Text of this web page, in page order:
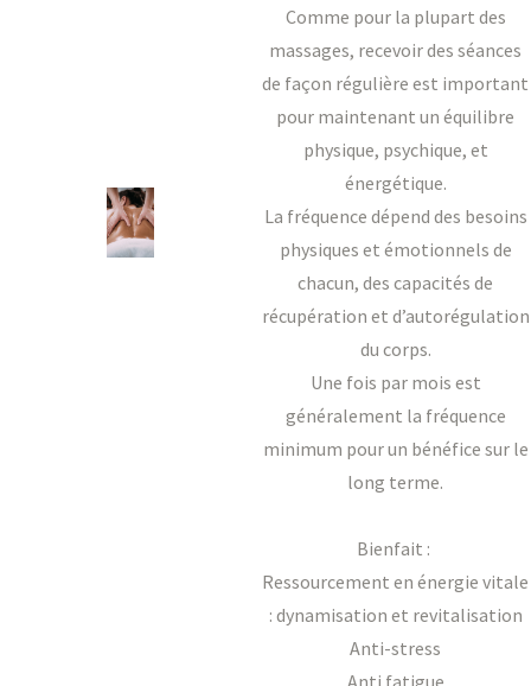
Comme pour la plupart des
massages, recevoir des séances
de façon régulière est important
pour maintenant un équilibre
physique, psychique, et
énergétique.
La fréquence dépend des besoins
physiques et émotionnels de
chacun, des capacités de
récupération et d’autorégulation
du corps.
Une fois par mois est
généralement la fréquence
minimum pour un bénéfice sur le
long terme.
Bienfait :
Ressourcement en énergie vitale
: dynamisation et revitalisation
Anti-stress